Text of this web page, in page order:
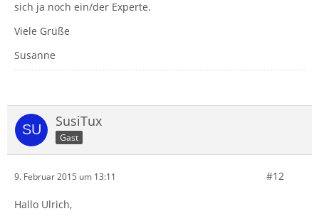
sich ja noch ein/der Experte.
Viele Grüße
Susanne
SusiTux
Gast
9. Februar 2015 um 13:11 #12
Hallo Ulrich,